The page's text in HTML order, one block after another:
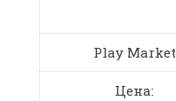
Play Market
Цена: